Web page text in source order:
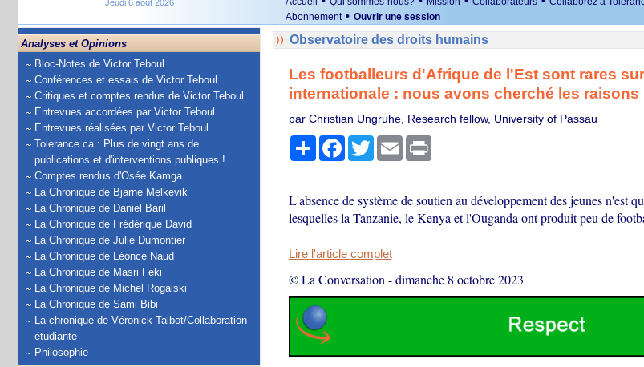
Jeudi 6 août 2026
Abonnement • Ouvrir une session
Analyses et Opinions
Bloc-Notes de Victor Teboul
Conférences et essais de Victor Teboul
Critiques et comptes rendus de Victor Teboul
Entrevues accordées par Victor Teboul
Entrevues réalisées par Victor Teboul
Tolerance.ca : Plus de vingt ans de
publications et d'interventions publiques !
Comptes rendus d'Osée Kamga
La Chronique de Bjarne Melkevik
La Chronique de Daniel Baril
La Chronique de Frédérique David
La Chronique de Julie Dumontier
La Chronique de Léonce Naud
La Chronique de Masri Feki
La Chronique de Michel Rogalski
La Chronique de Sami Bibi
La chronique de Véronick Talbot/Collaboration
étudiante
Philosophie
Observatoire des droits humains
Les footballeurs d'Afrique de l'Est sont rares
internationale : nous avons cherché les raisons
par Christian Ungruhe, Research fellow, University of Passau
PartagerFacebook
TwitterEmail Print
L'absence de système de soutien au développement des jeunes n'est
lesquelles la Tanzanie, le Kenya et l'Ouganda ont produit peu de
Lire l'article complet
© La Conversation -dimanche 8 octobre 2023